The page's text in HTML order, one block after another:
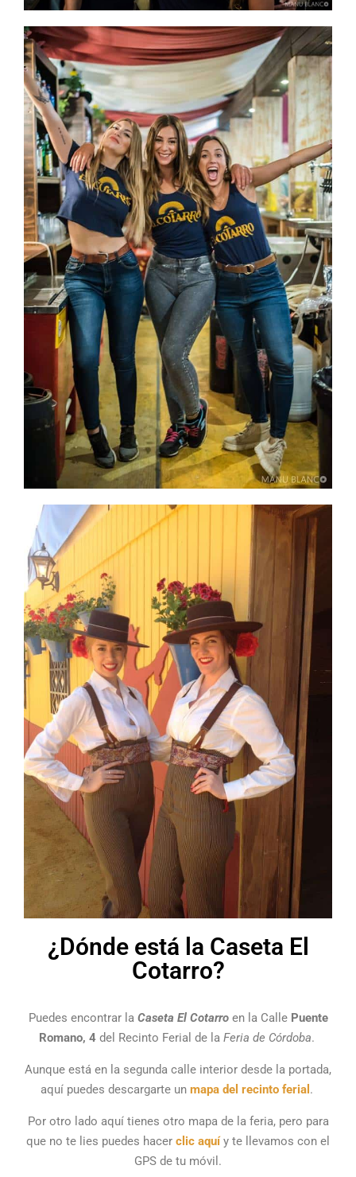
¿Dónde está la Caseta El
Cotarro?
Puedes encontrar la Caseta El Cotarroen la Calle Puente
Romano, 4del Recinto Ferial de la Feria de Córdoba.
Aunque está en la segunda calle interior desde la portada,
aquí puedes descargarte un mapa del recinto ferial .
Por otro lado aquí tienes otro mapa de la feria, pero para
que no te lies puedes hacer clic aquíy te llevamos con el
GPS de tu móvil.